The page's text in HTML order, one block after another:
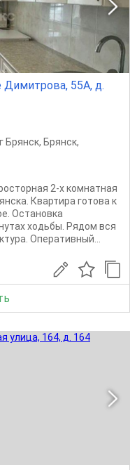
Димитрова, 55А, д.
Брянск, Брянск,
2-х комнатная
Квартира готова к
Остановка
ходьбы. Рядом вся
Оперативный...